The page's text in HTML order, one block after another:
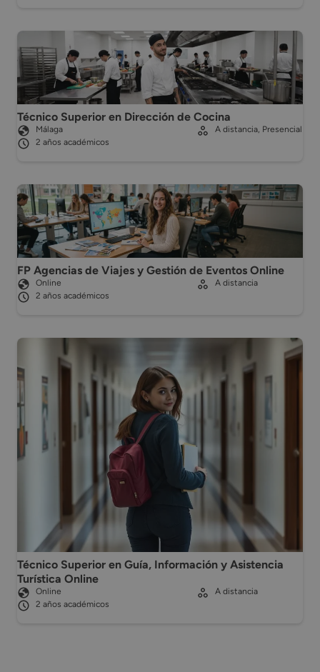
Técnico Superior en Dirección de Cocina
Málaga
2 años académicos
A distancia, Presencial
FP Agencias de Viajes y Gestión de Eventos Online
Online
2 años académicos
A distancia
Técnico Superior en Guía, Información y Asistencia
Turística Online
Online
2 años académicos
A distancia